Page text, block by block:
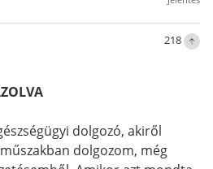
218
dolgozó, akiről
dolgozom, még